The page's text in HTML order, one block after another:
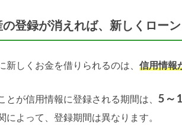
の登録が消えれば、新しくロー
新しくお金を借りられるのは、 信用情報
とが信用情報に登録される期間は、 5～
によって、登録期間は異なります。